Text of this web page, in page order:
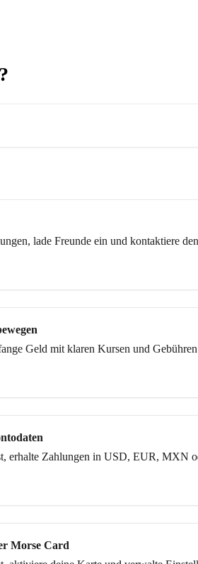
lade Freunde ein und kontaktiere
Geld mit klaren Kursen und Gebühren
erhalte Zahlungen in USD, EUR, MXN
Morse Card